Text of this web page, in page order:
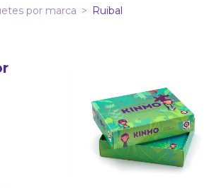
por marca > Ruibal